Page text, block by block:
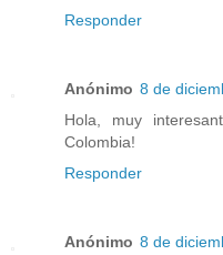
Responder
Anónimo 8 de
Hola, muy
Colombia!
Responder
Anónimo 8 de